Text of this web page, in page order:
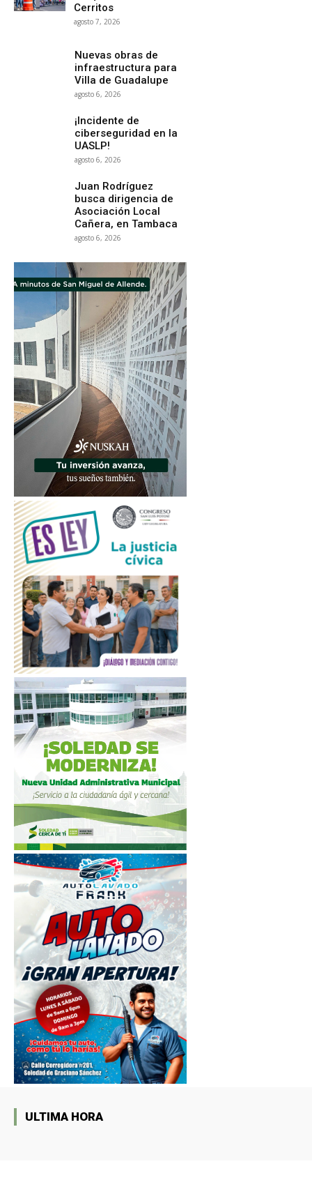
Cerritos
agosto 7, 2026
Nuevas obras de
infraestructura para
Villa de Guadalupe
agosto 6, 2026
¡Incidente de
ciberseguridad en la
UASLP!
agosto 6, 2026
Juan Rodríguez
busca dirigencia de
Asociación Local
Cañera, en Tambaca
agosto 6, 2026
ULTIMA HORA